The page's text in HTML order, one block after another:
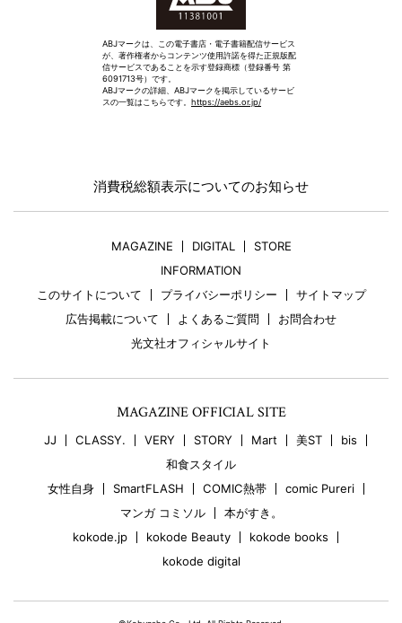
ABJマークは、この電子書店・電子書籍配信サービス
が、著作権者からコンテンツ使用許諾を得た正規版配
信サービスであることを示す登録商標（登録番号 第
6091713号）です。
ABJマークの詳細、ABJマークを掲示しているサービ
スの一覧はこちらです。 https://aebs.or.jp/
消費税総額表示についてのお知らせ
MAGAZINE DIGITAL
STORE
INFORMATION
このサイトについて
プライバシーポリシー
サイトマップ
広告掲載について
よくあるご質問
お問合わせ
光文社オフィシャルサイト
MAGAZINE OFFICIAL SITE
JJ CLASSY. VERY STORY Mart 美ST
bis
和食スタイル
女性自身
SmartFLASH COMIC熱帯
comic Pureri
マンガ コミソル
本がすき。
kokode.jp
kokode Beauty
kokode books
kokode digital